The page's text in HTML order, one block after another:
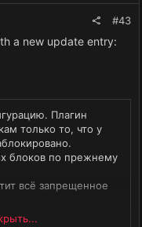
#43
a new update entry:
Плагин
только то, что у
блоков по прежнему
всё запрещенное
цветов для